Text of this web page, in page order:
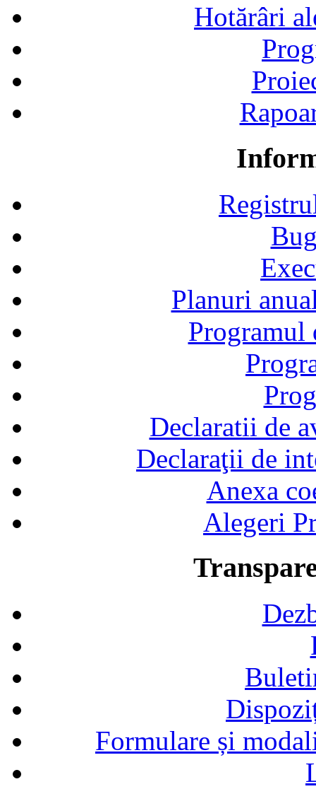
Hotărâri
Planuri
Declaratii de
Declaraţii de
Anexa
Alegeri
Formulare și